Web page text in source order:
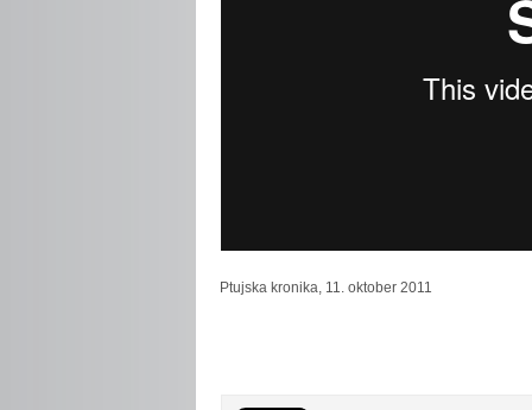
Ptujskakronika, 11. oktober 2011